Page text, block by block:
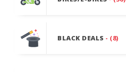
BLACK DEALS - (8)